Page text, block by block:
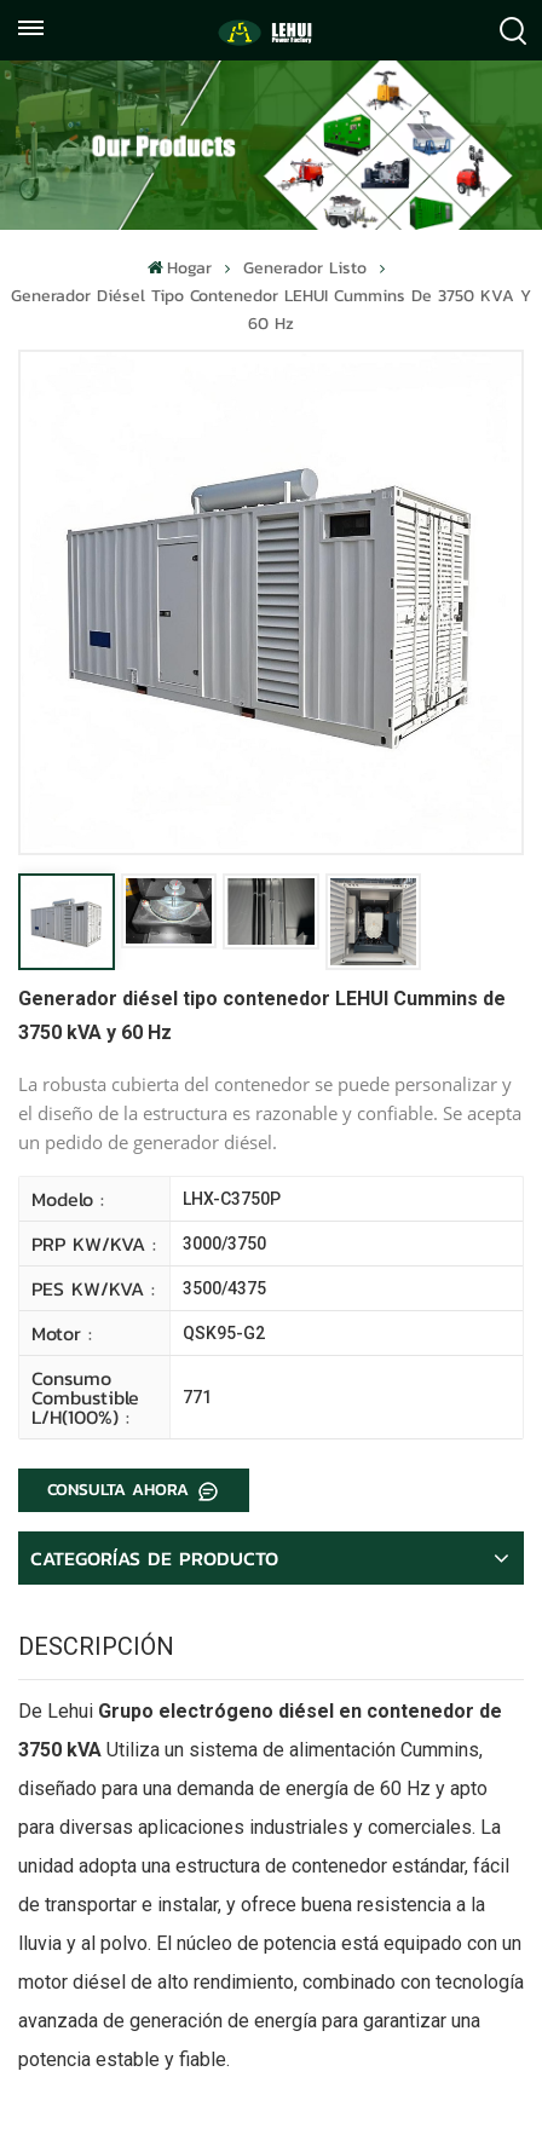
059122071372
info@lehuipowerfactory.com
Hogar
Generador Listo
Generador Diésel Tipo Contenedor LEHUI Cummins De 3750 KVA Y
60 Hz
Generador diésel tipo contenedor LEHUI Cummins de
3750 kVA y 60 Hz
La robusta cubierta del contenedor se puede personalizar y
el diseño de la estructura es razonable y confiable. Se acepta
un pedido de generador diésel.
Modelo : LHX-C3750P
PRP KW/kVA : 3000/3750
PES KW/kVA : 3500/4375
Motor : QSK95-G2
Consumo
Combustible
L/H(100%) :
771
CONSULTA AHORA
CATEGORÍAS DE PRODUCTO
DESCRIPCIÓN
De Lehui Grupo electrógeno diésel en contenedor de
3750 kVA Utiliza un sistema de alimentación Cummins,
diseñado para una demanda de energía de 60 Hz y apto
para diversas aplicaciones industriales y comerciales. La
unidad adopta una estructura de contenedor estándar, fácil
de transportar e instalar, y ofrece buena resistencia a la
lluvia y al polvo. El núcleo de potencia está equipado con un
motor diésel de alto rendimiento, combinado con tecnología
avanzada de generación de energía para garantizar una
potencia estable y fiable.